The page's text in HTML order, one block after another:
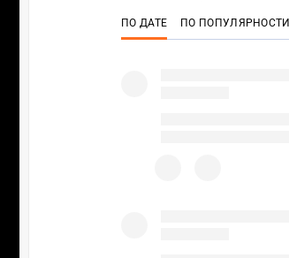
ПО ДАТЕ ПО ПОПУЛЯРНОСТИ